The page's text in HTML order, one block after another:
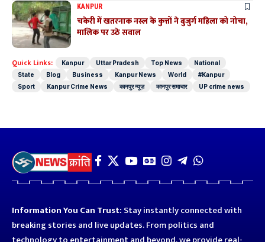
KANPUR
चकेरी में खतरनाक नस्ल के कुत्तों ने बुजुर्ग महिला को नोचा,
मालिक पर उठे सवाल
Quick Links: Kanpur Uttar Pradesh Top News
National
State
Blog Business Kanpur News World
#Kanpur
Sport
Kanpur Crime News कानपुर न्यूज़ कानपुर समाचार UP crime news
Information You Can Trust: Stay instantly connected with
breaking stories and live updates. From politics and